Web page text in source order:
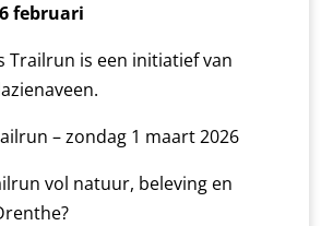
februari
Trailrun is een initiatief van
– zondag 1 maart 2026
vol natuur, beleving en